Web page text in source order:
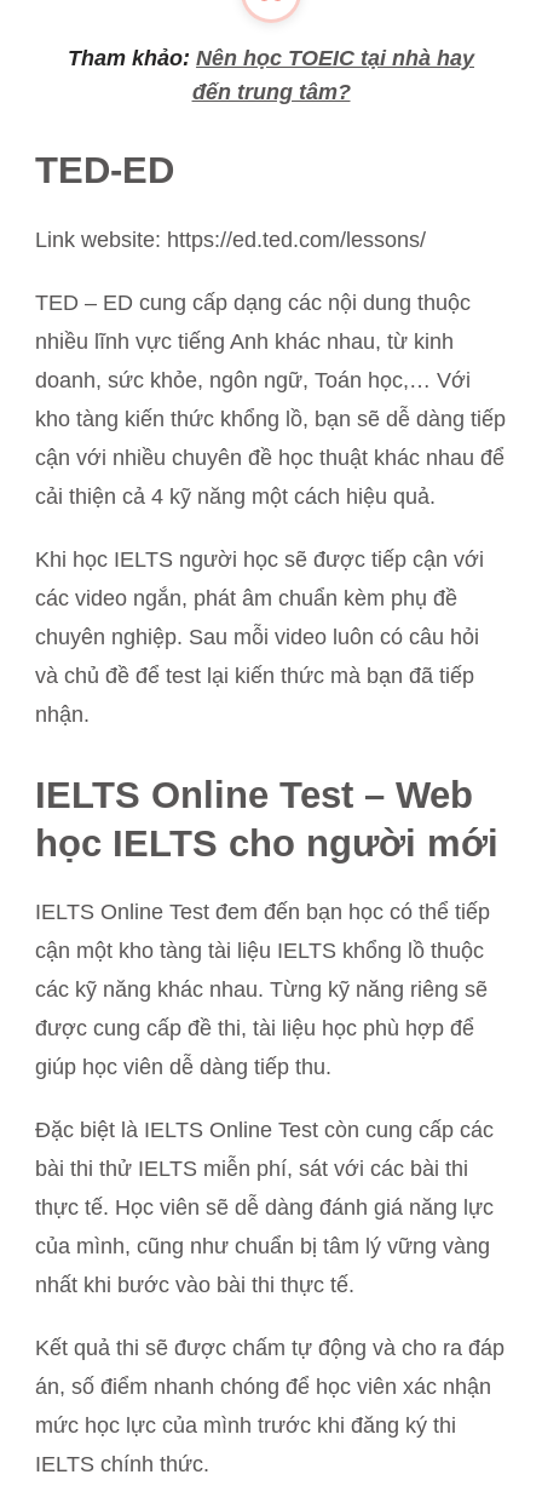
Tham khảo: Nên học TOEIC tại nhà hay
đến trung tâm?
TED-ED
Link website: https://ed.ted.com/lessons/
TED – ED cung cấp dạng các nội dung thuộc
nhiều lĩnh vực tiếng Anh khác nhau, từ kinh
doanh, sức khỏe, ngôn ngữ, Toán học,… Với
kho tàng kiến thức khổng lồ, bạn sẽ dễ dàng tiếp
cận với nhiều chuyên đề học thuật khác nhau để
cải thiện cả 4 kỹ năng một cách hiệu quả.
Khi học IELTS người học sẽ được tiếp cận với
các video ngắn, phát âm chuẩn kèm phụ đề
chuyên nghiệp. Sau mỗi video luôn có câu hỏi
và chủ đề để test lại kiến thức mà bạn đã tiếp
nhận.
IELTS Online Test – Web
học IELTS cho người mới
IELTS Online Test đem đến bạn học có thể tiếp
cận một kho tàng tài liệu IELTS khổng lồ thuộc
các kỹ năng khác nhau. Từng kỹ năng riêng sẽ
được cung cấp đề thi, tài liệu học phù hợp để
giúp học viên dễ dàng tiếp thu.
Đặc biệt là IELTS Online Test còn cung cấp các
bài thi thử IELTS miễn phí, sát với các bài thi
thực tế. Học viên sẽ dễ dàng đánh giá năng lực
của mình, cũng như chuẩn bị tâm lý vững vàng
nhất khi bước vào bài thi thực tế.
Kết quả thi sẽ được chấm tự động và cho ra đáp
án, số điểm nhanh chóng để học viên xác nhận
mức học lực của mình trước khi đăng ký thi
IELTS chính thức.